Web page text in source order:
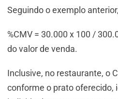
Seguindo o exemplo
%CMV = 30.000 x 100 /
do valor de venda.
Inclusive, no restaurante, o
conforme o prato oferecido,